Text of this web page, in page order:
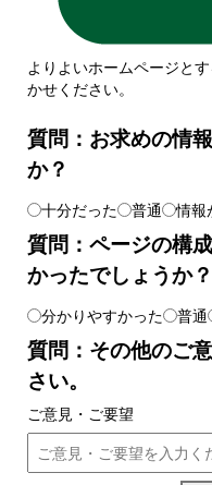
よりよいホームページと
かせください。
質問：お求めの情
か？
十分だった 普通 情報
質問：ページの構
かったでしょうか？
分かりやすかった 普通
質問：その他のご
さい。
ご意見・ご要望